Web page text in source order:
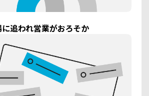
追われ営業がおろそか